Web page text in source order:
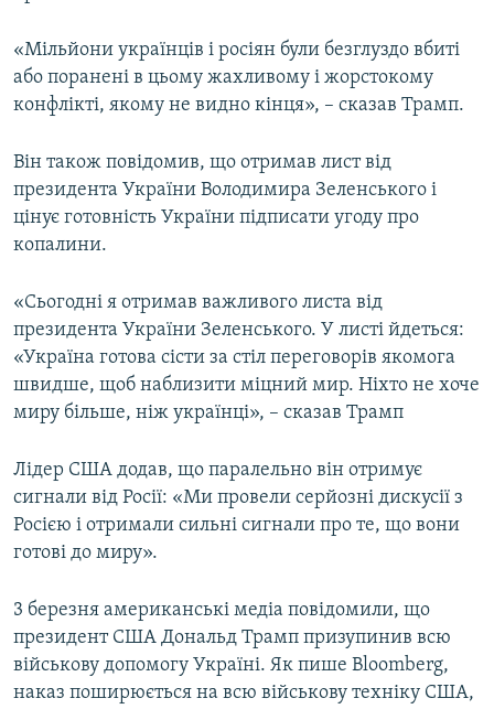
«Мільйони українців і росіян були безглуздо вбиті
або поранені в цьому жахливому і жорстокому
конфлікті, якому не видно кінця», – сказав Трамп.
Він також повідомив, що отримав лист від
президента України Володимира Зеленського і
цінує готовність України підписати угоду про
копалини.
«Сьогодні я отримав важливого листа від
президента України Зеленського. У листі йдеться:
«Україна готова сісти за стіл переговорів якомога
швидше, щоб наблизити міцний мир. Ніхто не хоче
миру більше, ніж українці», – сказав Трамп
Лідер США додав, що паралельно він отримує
сигнали від Росії: «Ми провели серйозні дискусії з
Росією і отримали сильні сигнали про те, що вони
готові до миру».
3 березня американські медіа повідомили, що
президент США Дональд Трамп призупинив всю
військову допомогу Україні. Як пише Bloomberg,
наказ поширюється на всю військову техніку США,